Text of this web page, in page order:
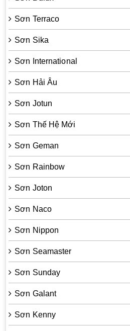
Sơn Terraco
Sơn Sika
Sơn International
Sơn Hải Âu
Sơn Jotun
Sơn Thế Hệ Mới
Sơn Geman
Sơn Rainbow
Sơn Joton
Sơn Naco
Sơn Nippon
Sơn Seamaster
Sơn Sunday
Sơn Galant
Sơn Kenny